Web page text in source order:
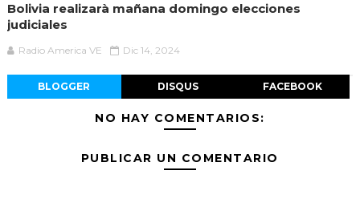
Bolivia realizarà mañana domingo elecciones
judiciales
Radio America VE Dic 14, 2024
BLOGGER DISQUS FACEBOOK
NO HAY COMENTARIOS:
PUBLICAR UN COMENTARIO